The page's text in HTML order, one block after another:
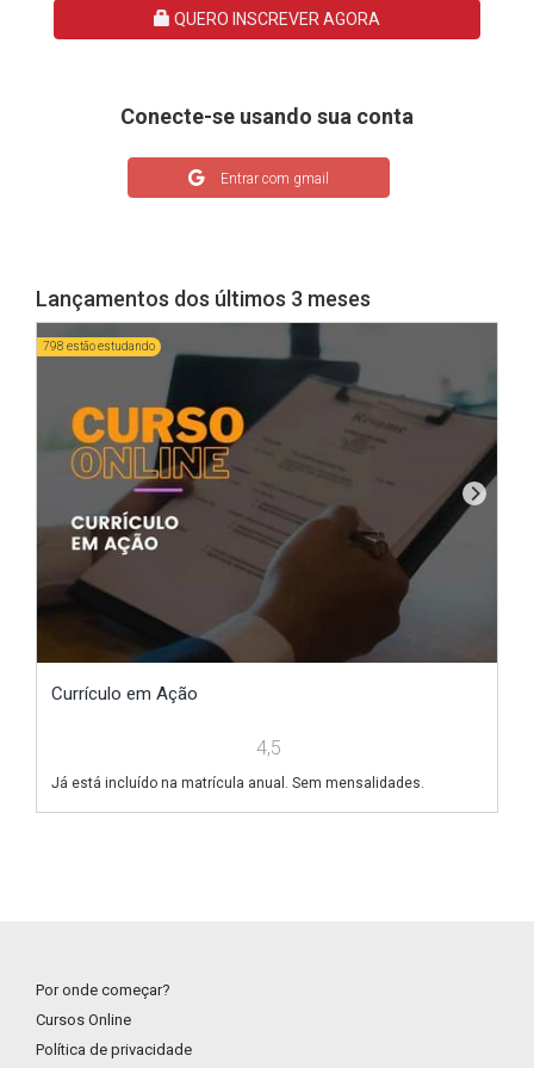
QUERO INSCREVER AGORA
Conecte-se usando sua conta
Entrar com gmail
Lançamentos dos últimos 3 meses
798 estão estudando
Currículo em Ação
4,5
Já está incluído na matrícula anual. Sem mensalidades.
Por onde começar?
Cursos Online
Política de privacidade